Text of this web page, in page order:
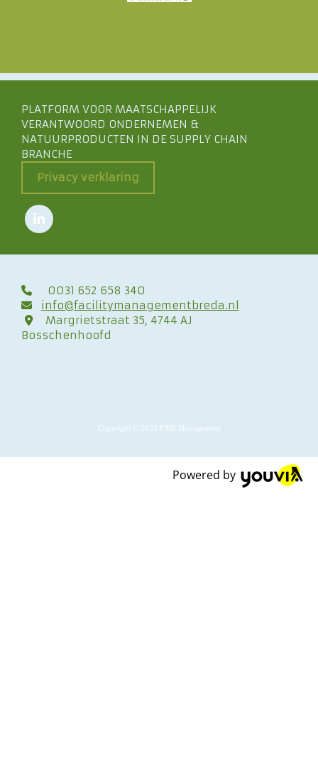
PLATFORM VOOR MAATSCHAPPELIJK
VERANTWOORD ONDERNEMEN &
NATUURPRODUCTEN IN DE SUPPLY CHAIN
BRANCHE
Privacy verklaring
 0031 652 658 340
 info@facilitymanagementbreda.nl
Margrietstraat 35, 4744 AJ
Bosschenhoofd
Copyright © 2023 FMB Management
Powered by